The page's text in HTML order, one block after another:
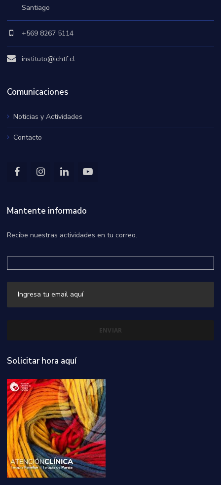
Santiago
+569 8267 5114
instituto@ichtf.cl
Comunicaciones
Noticias y Actividades
Contacto
Mantente informado
Recibe nuestras actividades en tu correo.
Solicitar hora aquí